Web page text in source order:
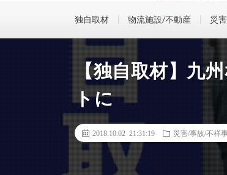
独自取材 物流施設/不動産 災
【独自取材】九
トに
2018.10.02 21:31:19 災害/事故/不祥